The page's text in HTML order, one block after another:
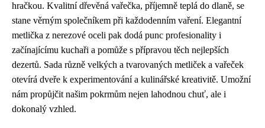
hračkou. Kvalitní dřevěná vařečka, příjemně teplá do dlaně, se
stane věrným společníkem při každodenním vaření. Elegantní
metlička z nerezové oceli pak dodá punc profesionality i
začínajícímu kuchaři a pomůže s přípravou těch nejlepších
dezertů. Sada různě velkých a tvarovaných metliček a vařeček
otevírá dveře k experimentování a kulinářské kreativitě. Umožní
nám propůjčit našim pokrmům nejen lahodnou chuť, ale i
dokonalý vzhled.